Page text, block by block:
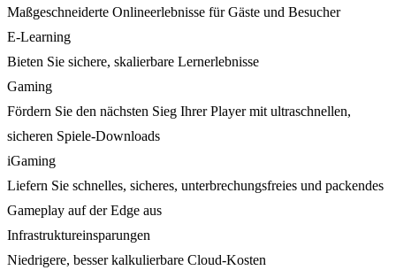
Maßgeschneiderte Onlineerlebnisse für Gäste und Besucher
E-Learning
Bieten Sie sichere, skalierbare Lernerlebnisse
Gaming
Fördern Sie den nächsten Sieg Ihrer Player mit ultraschnellen,
sicheren Spiele-Downloads
iGaming
Liefern Sie schnelles, sicheres, unterbrechungsfreies und packendes
Gameplay auf der Edge aus
Infrastruktureinsparungen
Niedrigere, besser kalkulierbare Cloud-Kosten